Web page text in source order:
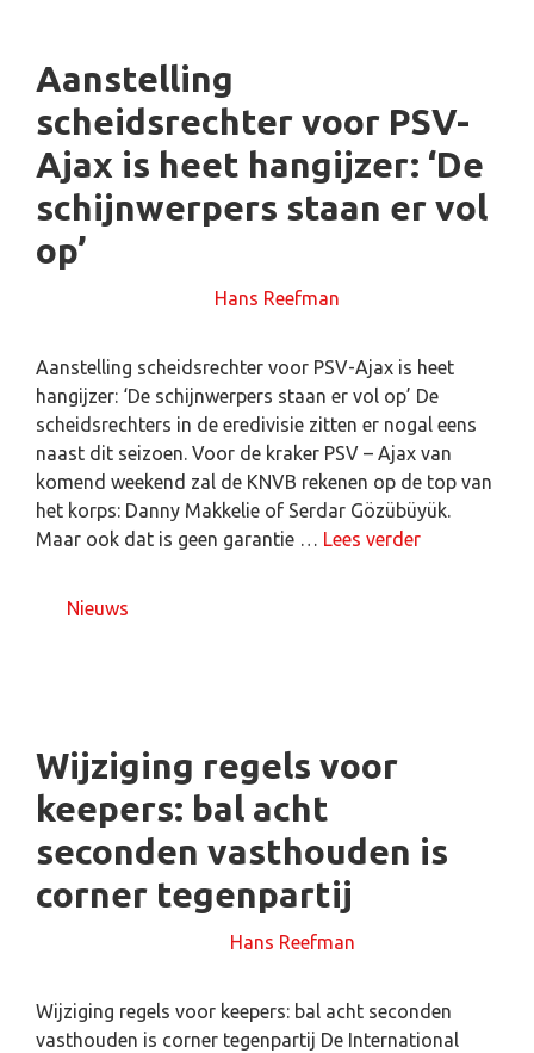
Aanstelling
scheidsrechter voor PSV-
Ajax is heet hangijzer: ‘De
schijnwerpers staan er vol
op’
Hans Reefman
Aanstelling scheidsrechter voor PSV-Ajax is heet
hangijzer: ‘De schijnwerpers staan er vol op’ De
scheidsrechters in de eredivisie zitten er nogal eens
naast dit seizoen. Voor de kraker PSV – Ajax van
komend weekend zal de KNVB rekenen op de top van
het korps: Danny Makkelie of Serdar Gözübüyük.
Maar ook dat is geen garantie … Lees verder
Nieuws
Wijziging regels voor
keepers: bal acht
seconden vasthouden is
corner tegenpartij
Hans Reefman
Wijziging regels voor keepers: bal acht seconden
vasthouden is corner tegenpartij De International